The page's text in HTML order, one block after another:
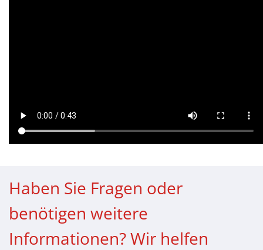
Haben Sie Fragen oder
benötigen weitere
Informationen? Wir helfen